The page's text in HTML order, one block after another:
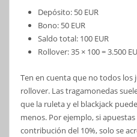
Depósito: 50 EUR
Bono: 50 EUR
Saldo total: 100 EUR
Rollover: 35 × 100 = 3.500
Ten en cuenta que no todos los
rollover. Las tragamonedas
que la ruleta y el blackjack
menos. Por ejemplo, si
contribución del 10%, solo se